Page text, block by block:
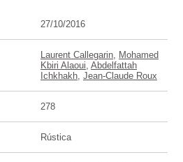
27/10/2016
Laurent Callegarin, Mohamed
Kbiri Alaoui, Abdelfattah
Ichkhakh, Jean-Claude Roux
278
Rústica